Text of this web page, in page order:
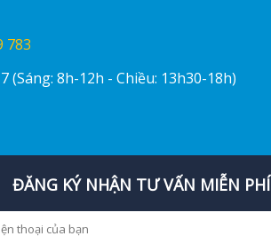
783
(Sáng: 8h-12h - Chiều: 13h30-18h)
ĐĂNG KÝ NHẬN TƯ VẤN MIỄN PHÍ